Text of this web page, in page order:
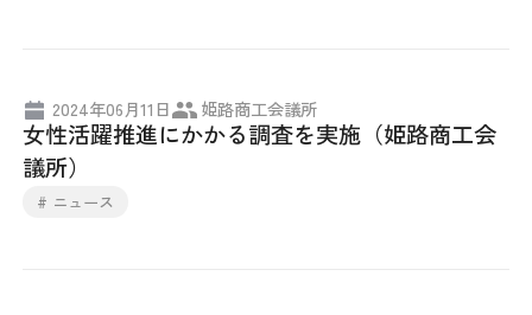
2024年06月11日 姫路商工会議所
女性活躍推進にかかる調査を実施（姫路商工会
議所）
# ニュース